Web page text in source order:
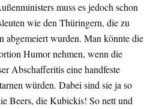
muss es jedoch schon
wie den Thüringern, die zu
abgemeiert wurden. Man könnte die
Humor nehmen, wenn die
Abschafferitis eine handfeste
würden. Dabei sind sie ja so
Beers, die Kubickis! So nett und